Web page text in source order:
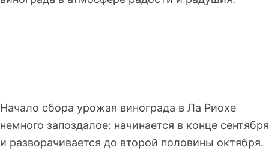
Начало сбора урожая винограда в Ла Риохе
немного запоздалое: начинается в конце сентября
и разворачивается до второй половины октября.